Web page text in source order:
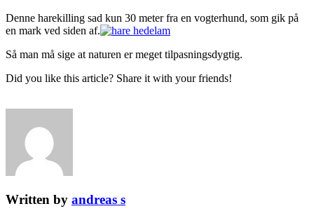
Denne harekilling sad kun 30 meter fra en vogterhund, som gik på
en mark ved siden af.
Så man må sige at naturen er meget tilpasningsdygtig.
Did you like this article? Share it with your friends!
Written by andreas s